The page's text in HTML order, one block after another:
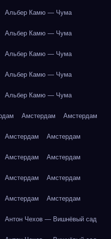
Альбер Камю — Чума
Альбер Камю — Чума
Альбер Камю — Чума
Альбер Камю — Чума
Альбер Камю — Чума
Амстердам Амстердам
Амстердам Амстердам
Амстердам Амстердам
Амстердам Амстердам
Амстердам Амстердам
Антон Чехов — Вишнёвый сад